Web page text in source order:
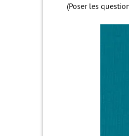
(Poser les